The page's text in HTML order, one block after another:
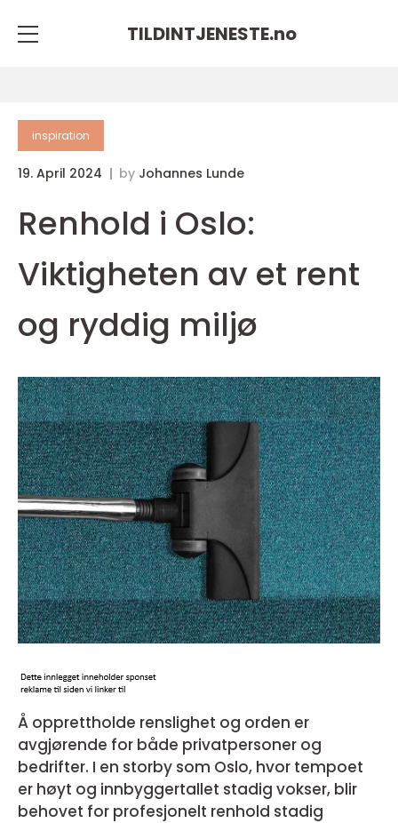
TILDINTJENESTE.no
inspiration
19. April 2024 by Johannes Lunde
Renhold i Oslo:
Viktigheten av et rent
og ryddig miljø
Å opprettholde renslighet og orden er
avgjørende for både privatpersoner og
bedrifter. I en storby som Oslo, hvor tempoet
er høyt og innbyggertallet stadig vokser, blir
behovet for profesjonelt renhold stadig